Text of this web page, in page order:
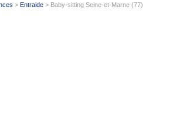
> Entraide> Baby-sitting Seine-et-Marne (77)